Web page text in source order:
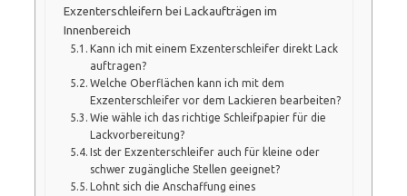
Exzenterschleifern bei Lackaufträgen im
Innenbereich
Kann ich mit einem Exzenterschleifer direkt Lack
auftragen?
Welche Oberflächen kann ich mit dem
Exzenterschleifer vor dem Lackieren bearbeiten?
Wie wähle ich das richtige Schleifpapier für die
Lackvorbereitung?
Ist der Exzenterschleifer auch für kleine oder
schwer zugängliche Stellen geeignet?
Lohnt sich die Anschaffung eines